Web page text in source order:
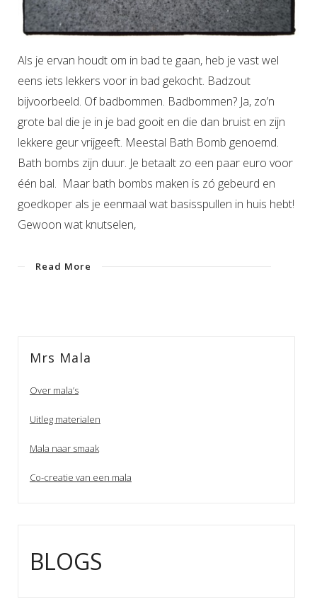
Als je ervan houdt om in bad te gaan, heb je vast wel
eens iets lekkers voor in bad gekocht. Badzout
bijvoorbeeld. Of badbommen. Badbommen? Ja, zo’n
grote bal die je in je bad gooit en die dan bruist en zijn
lekkere geur vrijgeeft. Meestal Bath Bomb genoemd.
Bath bombs zijn duur. Je betaalt zo een paar euro voor
één bal. Maar bath bombs maken is zó gebeurd en
goedkoper als je eenmaal wat basisspullen in huis hebt!
Gewoon wat knutselen,
Read More
Mrs Mala
Over mala’s
Uitleg materialen
Mala naar smaak
Co-creatie van een mala
BLOGS